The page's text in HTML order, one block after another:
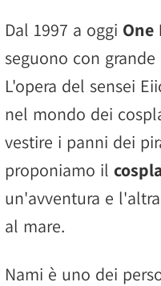
Dal 1997 a oggi One
seguono con
L'opera del sensei
nel mondo dei
vestire i panni dei
proponiamo il
un'avventura e
al mare.
Nami è uno dei